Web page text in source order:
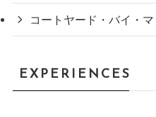
コートヤード・バイ・
EXPERIENCES